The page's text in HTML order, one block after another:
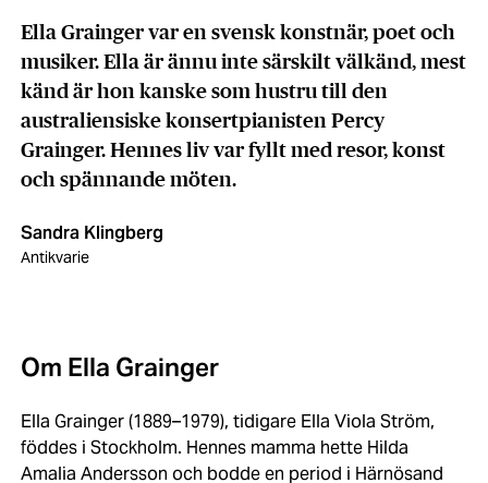
Ella Grainger var en svensk konstnär, poet och
musiker. Ella är ännu inte särskilt välkänd, mest
känd är hon kanske som hustru till den
australiensiske konsertpianisten Percy
Grainger. Hennes liv var fyllt med resor, konst
och spännande möten.
Sandra Klingberg
Antikvarie
Om Ella Grainger
Ella Grainger (1889–1979), tidigare Ella Viola Ström,
föddes i Stockholm. Hennes mamma hette Hilda
Amalia Andersson och bodde en period i Härnösand